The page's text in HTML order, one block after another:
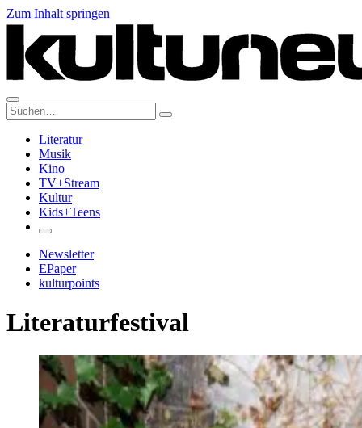
Zum Inhalt springen
Suche:
Literatur
Musik
Kino
TV+Stream
Kultur
Kids+Teens
Newsletter
EPaper
kulturpoints
Literaturfestival